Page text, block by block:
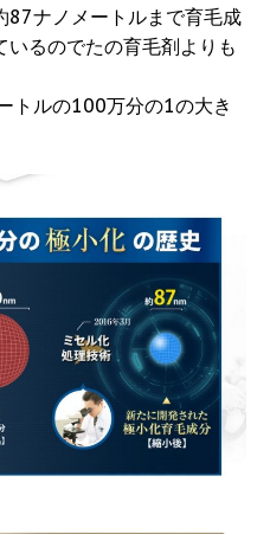
87ナノメートルまで育毛成
るのでたの育毛剤よりも
トルの100万分の1の大き